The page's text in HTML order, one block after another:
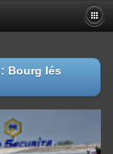
Bourg lés